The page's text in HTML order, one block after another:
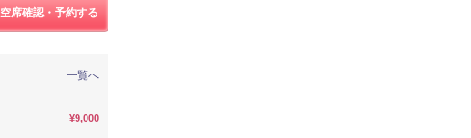
空席確認・予約する
一覧へ
¥9,000